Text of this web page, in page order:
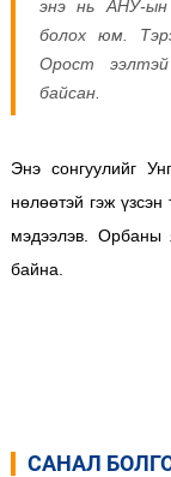
энэ нь АНУ-ын
болох юм.
Орост
байсан.
Энэ сонгуулийг
нөлөөтэй гэж
мэдээлэв. Орбаны
байна.
САНАЛ